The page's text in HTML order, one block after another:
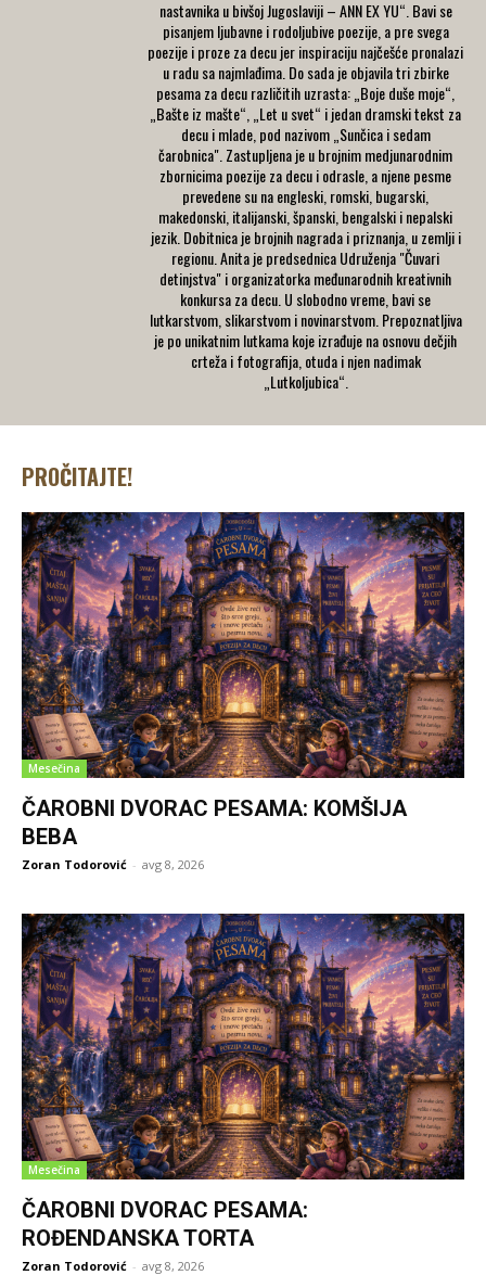
nastavnika u bivšoj Jugoslaviji – ANN EX YU“. Bavi se
pisanjem ljubavne i rodoljubive poezije, a pre svega
poezije i proze za decu jer inspiraciju najčešće pronalazi
u radu sa najmlađima. Do sada je objavila tri zbirke
pesama za decu različitih uzrasta: „Boje duše moje“,
„Bašte iz mašte“, „Let u svet“ i jedan dramski tekst za
decu i mlade, pod nazivom „Sunčica i sedam
čarobnica". Zastupljena je u brojnim medjunarodnim
zbornicima poezije za decu i odrasle, a njene pesme
prevedene su na engleski, romski, bugarski,
makedonski, italijanski, španski, bengalski i nepalski
jezik. Dobitnica je brojnih nagrada i priznanja, u zemlji i
regionu. Anita je predsednica Udruženja "Čuvari
detinjstva" i organizatorka međunarodnih kreativnih
konkursa za decu. U slobodno vreme, bavi se
lutkarstvom, slikarstvom i novinarstvom. Prepoznatljiva
je po unikatnim lutkama koje izrađuje na osnovu dečjih
crteža i fotografija, otuda i njen nadimak
„Lutkoljubica“.
PROČITAJTE!
Mesečina
ČAROBNI DVORAC PESAMA: KOMŠIJA
BEBA
Zoran Todorović - avg 8, 2026
Mesečina
ČAROBNI DVORAC PESAMA:
ROĐENDANSKA TORTA
Zoran Todorović - avg 8, 2026